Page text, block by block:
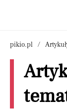
pikio.pl